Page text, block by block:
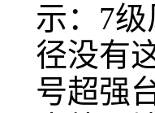
示：7
径没有
号超强